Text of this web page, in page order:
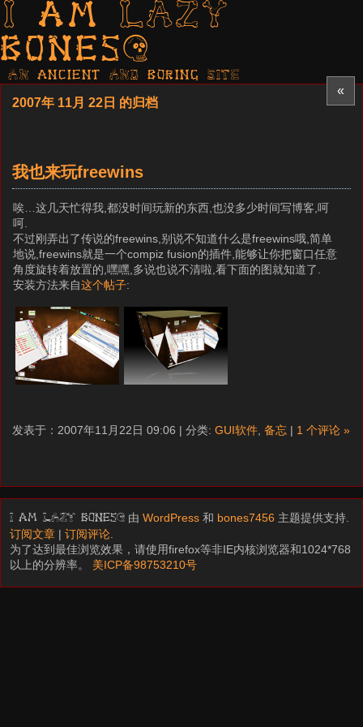
I am LAZY
bones?
AN ancient AND boring SITE
«
2007年 11月 22日 的归档
我也来玩freewins
唉…这几天忙得我,都没时间玩新的东西,也没多少时间写博客,呵
呵.
不过刚弄出了传说的freewins,别说不知道什么是freewins哦,简单
地说,freewins就是一个compiz fusion的插件,能够让你把窗口任意
角度旋转着放置的,嘿嘿,多说也说不清啦,看下面的图就知道了.
安装方法来自这个帖子:
发表于：2007年11月22日 09:06 | 分类: GUI软件 备忘 | 1 个评论 »
I am LAZY bones? 由WordPress 和 bones7456 主题提供支持.
订阅文章 |订阅评论
为了达到最佳浏览效果，请使用firefox等非IE内核浏览器和1024*768
以上的分辨率。 美ICP备98753210号